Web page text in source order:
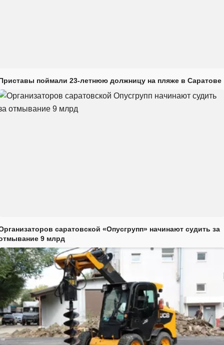
поймали 23-летнюю должницу на пляже в Саратове
саратовской «Опусгрупп» начинают судить за
9 млрд